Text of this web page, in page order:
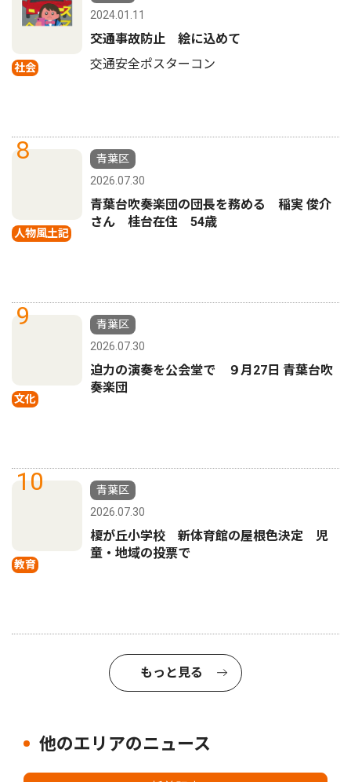
社会
2024.01.11
交通事故防止 絵に込めて
交通安全ポスターコン
8
人物風土記
青葉区
2026.07.30
青葉台吹奏楽団の団長を務める 稲実 俊介
さん 桂台在住 54歳
9
文化
青葉区
2026.07.30
迫力の演奏を公会堂で ９月27日 青葉台吹
奏楽団
10
教育
青葉区
2026.07.30
榎が丘小学校 新体育館の屋根色決定 児
童・地域の投票で
もっと見る
他のエリアのニュース